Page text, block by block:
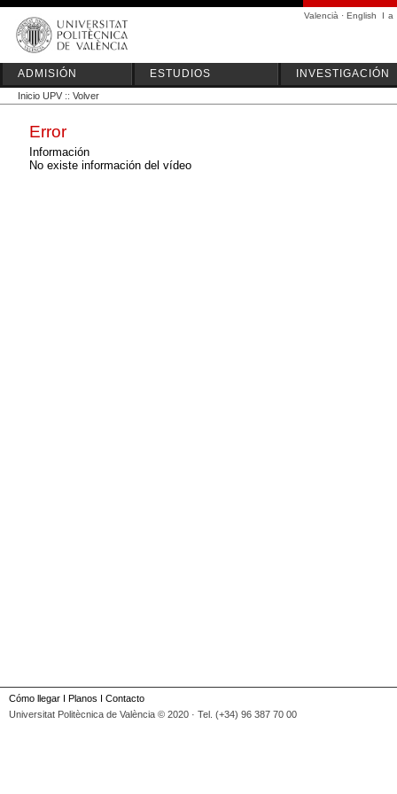
Valencià · English I a
ADMISIÓN ESTUDIOS INVESTIGACIÓN
Inicio UPV :: Volver
Error
Información
No existe información del vídeo
Cómo llegar I Planos I Contacto
Universitat Politècnica de València © 2020 · Tel. (+34) 96 387 70 00